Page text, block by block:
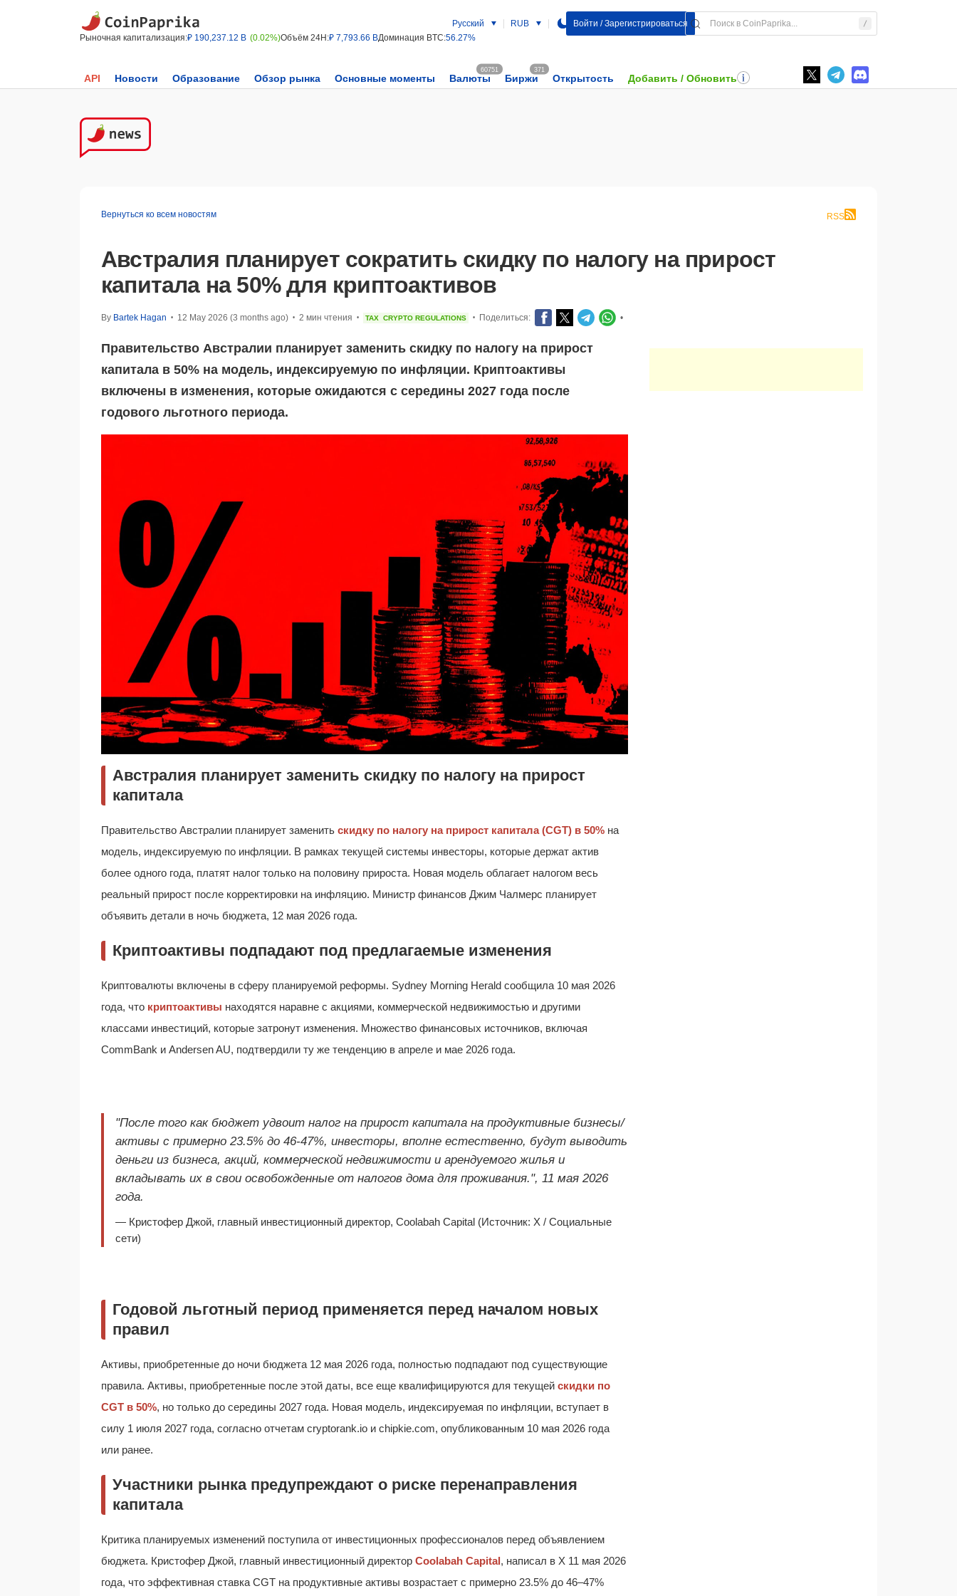
Рыночная капитализация:₽ 190,237.12 B (0.02%)Объём 24H:₽ 7,793.66 BДоминация BTC:56.27%
Русский RUB Войти / Зарегистрироваться
API Новости Образование Обзор рынка Основные моменты Валюты
60751
Биржи
371
Открытость Добавить / Обновить
Вернуться ко всем новостям RSS
Австралия планирует сократить скидку по налогу на прирост
капитала на 50% для криптоактивов
By Bartek Hagan • 12 May 2026 (3 months ago) • 2 мин чтения • TAX CRYPTO REGULATIONS • Поделиться: •
Правительство Австралии планирует заменить скидку по налогу на прирост
капитала в 50% на модель, индексируемую по инфляции. Криптоактивы
включены в изменения, которые ожидаются с середины 2027 года после
годового льготного периода.
Австралия планирует заменить скидку по налогу на прирост
капитала
Правительство Австралии планирует заменить скидку по налогу на прирост капитала (CGT) в 50% на
модель, индексируемую по инфляции. В рамках текущей системы инвесторы, которые держат актив
более одного года, платят налог только на половину прироста. Новая модель облагает налогом весь
реальный прирост после корректировки на инфляцию. Министр финансов Джим Чалмерс планирует
объявить детали в ночь бюджета, 12 мая 2026 года.
Криптоактивы подпадают под предлагаемые изменения
Криптовалюты включены в сферу планируемой реформы. Sydney Morning Herald сообщила 10 мая 2026
года, что криптоактивы находятся наравне с акциями, коммерческой недвижимостью и другими
классами инвестиций, которые затронут изменения. Множество финансовых источников, включая
CommBank и Andersen AU, подтвердили ту же тенденцию в апреле и мае 2026 года.
"После того как бюджет удвоит налог на прирост капитала на продуктивные бизнесы/
активы с примерно 23.5% до 46-47%, инвесторы, вполне естественно, будут выводить
деньги из бизнеса, акций, коммерческой недвижимости и арендуемого жилья и
вкладывать их в свои освобожденные от налогов дома для проживания.", 11 мая 2026
года.
— Кристофер Джой, главный инвестиционный директор, Coolabah Capital (Источник: X / Социальные
сети)
Годовой льготный период применяется перед началом новых
правил
Активы, приобретенные до ночи бюджета 12 мая 2026 года, полностью подпадают под существующие
правила. Активы, приобретенные после этой даты, все еще квалифицируются для текущей скидки по
CGT в 50%, но только до середины 2027 года. Новая модель, индексируемая по инфляции, вступает в
силу 1 июля 2027 года, согласно отчетам cryptorank.io и chipkie.com, опубликованным 10 мая 2026 года
или ранее.
Участники рынка предупреждают о риске перенаправления
капитала
Критика планируемых изменений поступила от инвестиционных профессионалов перед объявлением
бюджета. Кристофер Джой, главный инвестиционный директор Coolabah Capital, написал в X 11 мая 2026
года, что эффективная ставка CGT на продуктивные активы возрастает с примерно 23.5% до 46–47%